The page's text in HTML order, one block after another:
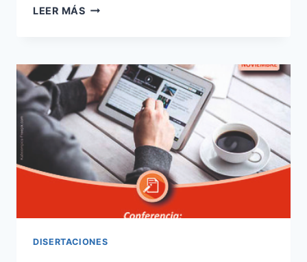
LEER MÁSCONGRESO
DISERTACIONES